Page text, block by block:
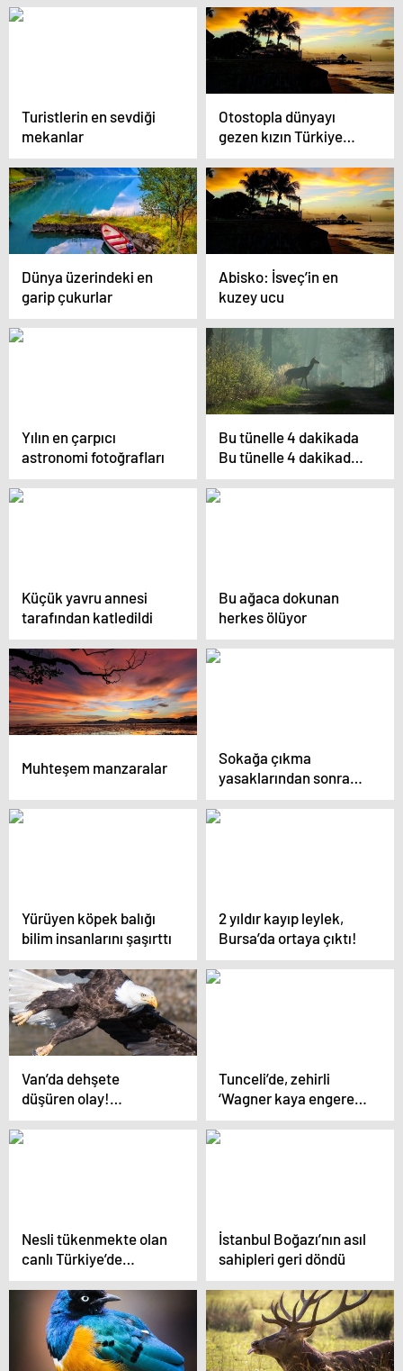
Turistlerin en sevdiği
mekanlar
Otostopla dünyayı
gezen kızın Türkiye
fotoğrafları
Dünya üzerindeki en
garip çukurlar
Abisko: İsveç’in en
kuzey ucu
Yılın en çarpıcı
astronomi fotoğrafları
Bu tünelle 4 dakikada
Bu tünelle 4 dakikada
“iklim” değişecek
Küçük yavru annesi
tarafından katledildi
Bu ağaca dokunan
herkes ölüyor
Muhteşem manzaralar
Sokağa çıkma
yasaklarından sonra
köpek satışları arttı
Yürüyen köpek balığı
bilim insanlarını şaşırttı
2 yıldır kayıp leylek,
Bursa’da ortaya çıktı!
Van’da dehşete
düşüren olay!
Tonlarcası kurtarıldı
Tunceli’de, zehirli
‘Wagner kaya engereği’
bulundu!
Nesli tükenmekte olan
canlı Türkiye’de
bulundu
İstanbul Boğazı’nın asıl
sahipleri geri döndü